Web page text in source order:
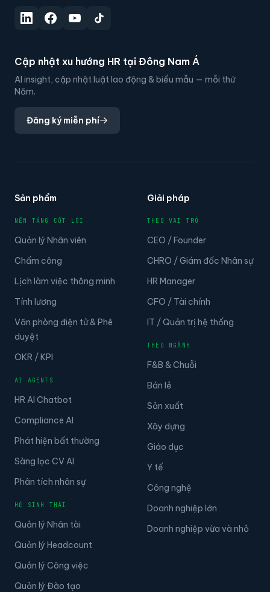
Cập nhật xu hướng HR tại Đông Nam Á
AI insight, cập nhật luật lao động & biểu mẫu — mỗi thứ
Năm.
Đăng ký miễn phí
Sản phẩm
NỀN TẢNG CỐT LÕI
Quản lý Nhân viên
Chấm công
Lịch làm việc thông minh
Tính lương
Văn phòng điện tử & Phê
duyệt
OKR / KPI
AI AGENTS
HR AI Chatbot
Compliance AI
Phát hiện bất thường
Sàng lọc CV AI
Phân tích nhân sự
HỆ SINH THÁI
Quản lý Nhân tài
Quản lý Headcount
Quản lý Công việc
Quản lý Đào tạo
Giải pháp
THEO VAI TRÒ
CEO / Founder
CHRO / Giám đốc Nhân sự
HR Manager
CFO / Tài chính
IT / Quản trị hệ thống
THEO NGÀNH
F&B & Chuỗi
Bán lẻ
Sản xuất
Xây dựng
Giáo dục
Y tế
Công nghệ
Doanh nghiệp lớn
Doanh nghiệp vừa và nhỏ